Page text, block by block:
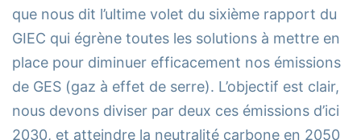
que nous dit l’ultime volet du sixième rapport du
GIEC qui égrène toutes les solutions à mettre en
place pour diminuer efficacement nos émissions
de GES (gaz à effet de serre). L’objectif est clair,
nous devons diviser par deux ces émissions d’ici
2030, et atteindre la neutralité carbone en 2050